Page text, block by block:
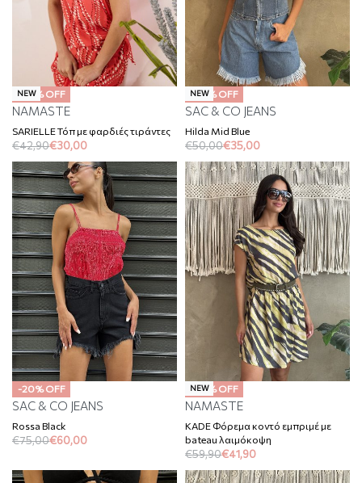
NEW
-30% OFF
NAMASTE
SARIELLE Τόπ με φαρδιές τιράντες
€42,90€30,00
NEW
-30% OFF
SAC & CO JEANS
Hilda Mid Blue
€50,00€35,00
-20% OFF
SAC & CO JEANS
Rossa Black
€75,00€60,00
NEW
-30% OFF
NAMASTE
KADE Φόρεμα κοντό εμπριμέ με
bateau λαιμόκοψη
€59,90€41,90